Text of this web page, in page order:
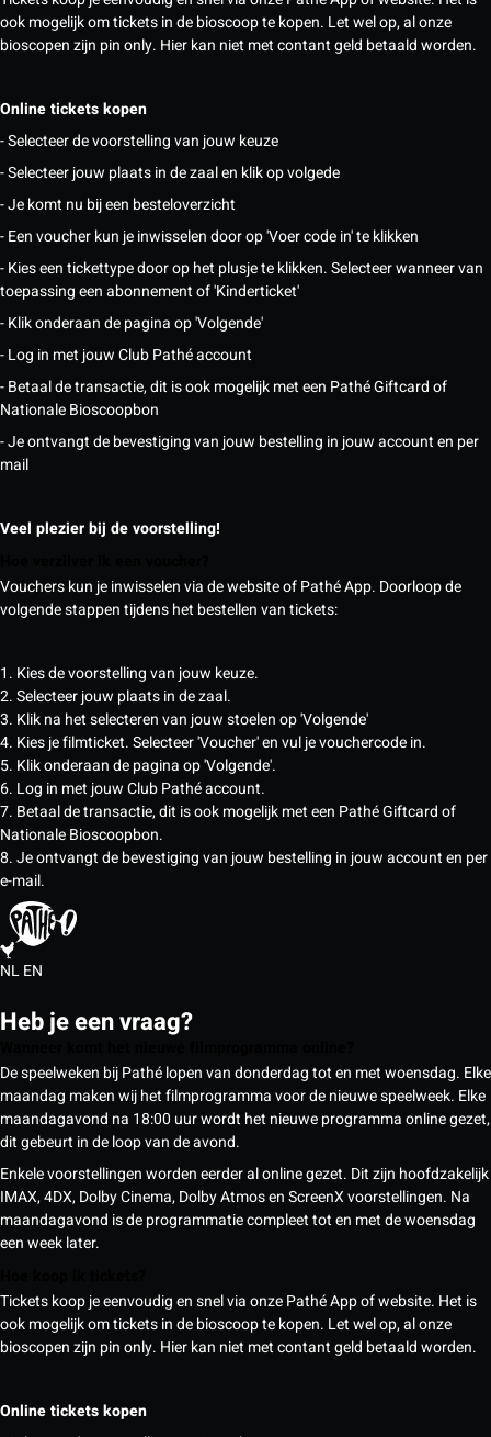
ook mogelijk om tickets in de bioscoop te kopen. Let wel op, al onze
bioscopen zijn pin only. Hier kan niet met contant geld betaald worden.
Online tickets kopen
- Selecteer de voorstelling van jouw keuze
- Selecteer jouw plaats in de zaal en klik op volgede
- Je komt nu bij een besteloverzicht
- Een voucher kun je inwisselen door op 'Voer code in' te klikken
- Kies een tickettype door op het plusje te klikken. Selecteer wanneer van
toepassing een abonnement of 'Kinderticket'
- Klik onderaan de pagina op 'Volgende'
- Log in met jouw Club Pathé account
- Betaal de transactie, dit is ook mogelijk met een Pathé Giftcard of
Nationale Bioscoopbon
- Je ontvangt de bevestiging van jouw bestelling in jouw account en per
mail
Veel plezier bij de voorstelling!
Vouchers kun je inwisselen via de website of Pathé App. Doorloop de
volgende stappen tijdens het bestellen van tickets:
1. Kies de voorstelling van jouw keuze.
2. Selecteer jouw plaats in de zaal.
3. Klik na het selecteren van jouw stoelen op 'Volgende'
4. Kies je filmticket. Selecteer 'Voucher' en vul je vouchercode in.
5. Klik onderaan de pagina op 'Volgende'.
6. Log in met jouw Club Pathé account.
7. Betaal de transactie, dit is ook mogelijk met een Pathé Giftcard of
Nationale Bioscoopbon.
8. Je ontvangt de bevestiging van jouw bestelling in jouw account en per
e-mail.
NLEN
Heb je een vraag?
De speelweken bij Pathé lopen van donderdag tot en met woensdag. Elke
maandag maken wij het filmprogramma voor de nieuwe speelweek. Elke
maandagavond na 18:00 uur wordt het nieuwe programma online gezet,
dit gebeurt in de loop van de avond.
Enkele voorstellingen worden eerder al online gezet. Dit zijn hoofdzakelijk
IMAX, 4DX, Dolby Cinema, Dolby Atmos en ScreenX voorstellingen. Na
maandagavond is de programmatie compleet tot en met de woensdag
een week later.
Tickets koop je eenvoudig en snel via onze Pathé App of website. Het is
ook mogelijk om tickets in de bioscoop te kopen. Let wel op, al onze
bioscopen zijn pin only. Hier kan niet met contant geld betaald worden.
Online tickets kopen